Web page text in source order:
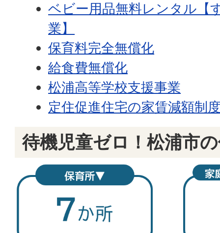
ベビー用品無料レンタル【
業】
保育料完全無償化
給食費無償化
松浦高等学校支援事業
定住促進住宅の家賃減額制
待機児童ゼロ！松浦市